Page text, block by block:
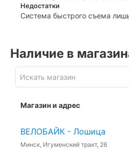
Недостатки
Система быстрого съема
Наличие в
Магазин и адрес
ВЕЛОБАЙК - Лошица
Минск, Игуменский тракт, 26